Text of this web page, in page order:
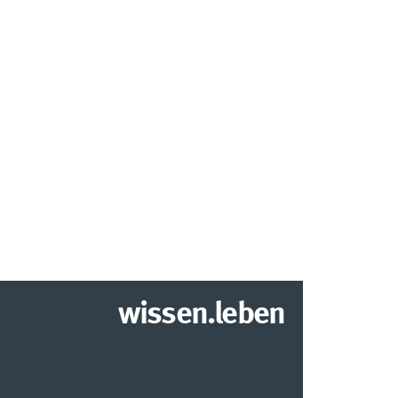
wissen.leben